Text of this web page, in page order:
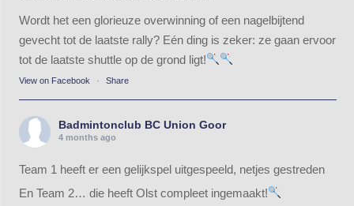
Wordt het een glorieuze overwinning of een nagelbijtend
gevecht tot de laatste rally? Eén ding is zeker: ze gaan ervoor
tot de laatste shuttle op de grond ligt!
View on Facebook · Share
Badmintonclub BC Union Goor
4 months ago
Team 1 heeft er een gelijkspel uitgespeeld, netjes gestreden
En Team 2… die heeft Olst compleet ingemaakt!